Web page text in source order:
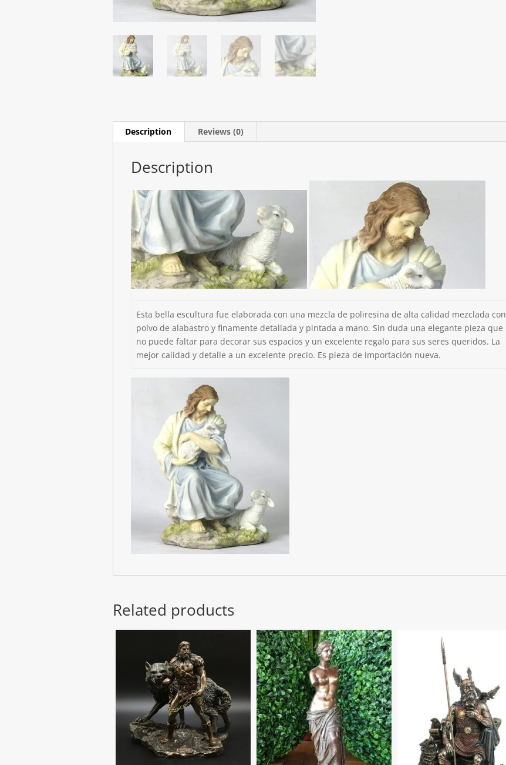
Description Reviews (0)
Description
Esta bella escultura fue elaborada con una mezcla de poliresina de alta calidad mezclada con
polvo de alabastro y finamente detallada y pintada a mano. Sin duda una elegante pieza que
no puede faltar para decorar sus espacios y un excelente regalo para sus seres queridos. La
mejor calidad y detalle a un excelente precio. Es pieza de importación nueva.
Related products